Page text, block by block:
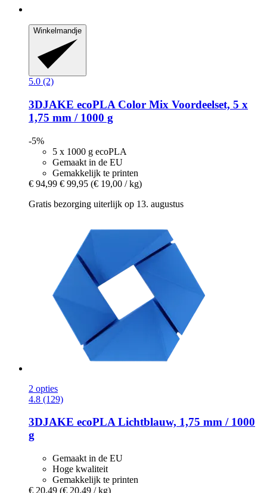
Winkelmandje
5.0 (2)
3DJAKE ecoPLA Color Mix Voordeelset, 5 x
1,75 mm / 1000 g
-5%
5 x 1000 g ecoPLA
Gemaakt in de EU
Gemakkelijk te printen
€ 94,99 € 99,95 (€ 19,00 / kg)
Gratis bezorging uiterlijk op 13. augustus
2 opties
4.8 (129)
3DJAKE ecoPLA Lichtblauw, 1,75 mm / 1000
g
Gemaakt in de EU
Hoge kwaliteit
Gemakkelijk te printen
€ 20,49 (€ 20,49 / kg)